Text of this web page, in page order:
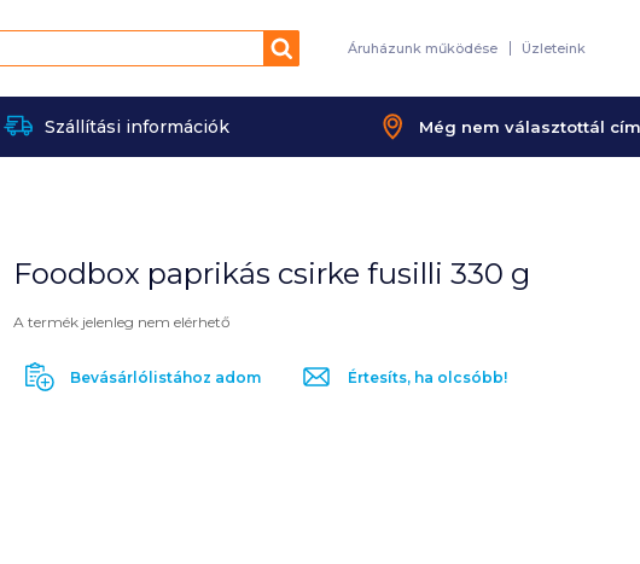
Keresés Áruházunk működése Üzleteink
Szállítási információk Még nem választottál
Foodbox paprikás csirke fusilli 330 g
A termék jelenleg nem elérhető
Bevásárlólistához adom Értesíts, ha olcsóbb!